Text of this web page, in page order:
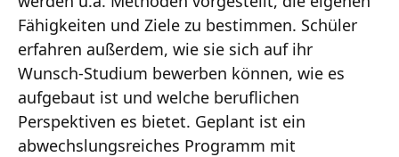
Fähigkeiten und Ziele zu bestimmen. Schüler
erfahren außerdem, wie sie sich auf ihr
Wunsch-Studium bewerben können, wie es
aufgebaut ist und welche beruflichen
Perspektiven es bietet. Geplant ist ein
abwechslungsreiches Programm mit